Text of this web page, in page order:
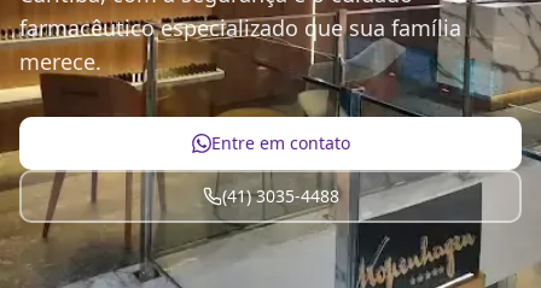
farmacêutico especializado que sua família
merece.
Entre em contato
(41) 3035-4488